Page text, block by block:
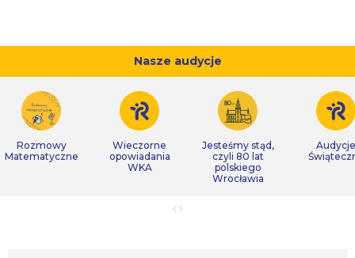
Nasze audycje
Rozmowy
Matematyczne
Wieczorne
opowiadania
WKA
Jesteśmy stąd,
czyli 80 lat
polskiego
Wrocławia
Audycje